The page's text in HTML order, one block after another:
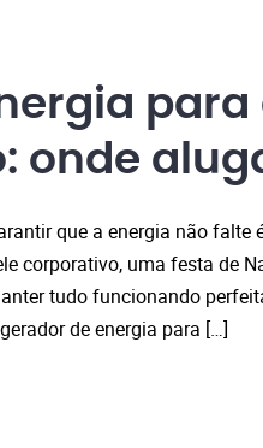
para
onde
que a energia não falte
corporativo, uma festa de
tudo funcionando
de energia para […]